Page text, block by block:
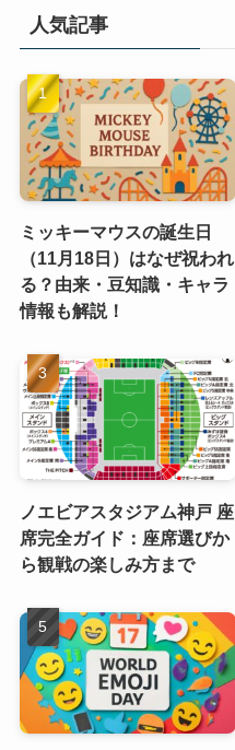
人気記事
ミッキーマウスの誕生日
（11月18日）はなぜ祝われ
る？由来・豆知識・キャラ
情報も解説！
ノエビアスタジアム神戸 座
席完全ガイド：座席選びか
ら観戦の楽しみ方まで